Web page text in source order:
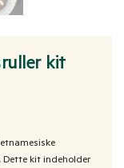
kit
Dette kit indeholder